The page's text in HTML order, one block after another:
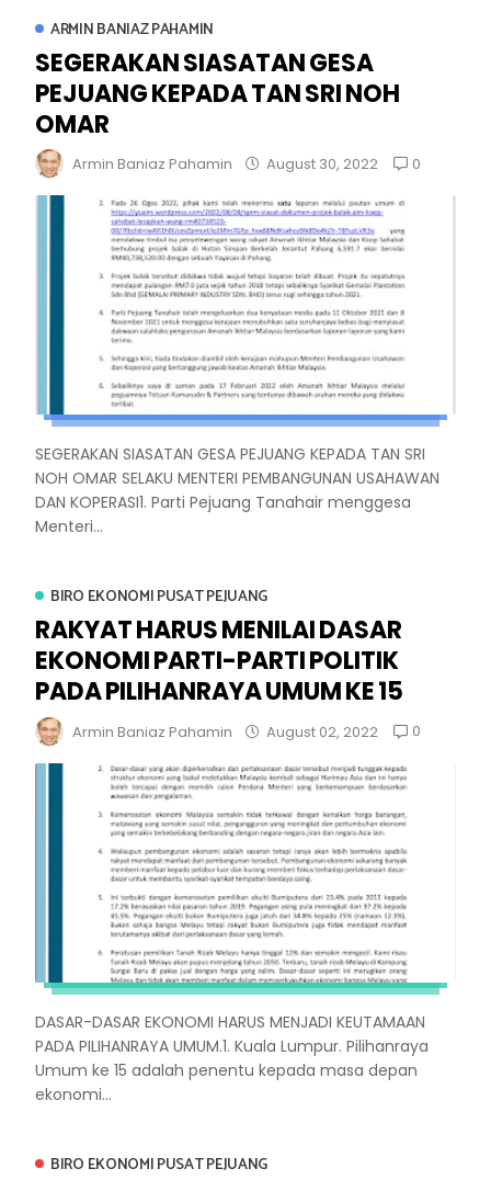
ARMIN BANIAZ PAHAMIN
SEGERAKAN SIASATAN GESA
PEJUANG KEPADA TAN SRI NOH
OMAR
Armin Baniaz Pahamin August 30, 2022 0
SEGERAKAN SIASATAN GESA PEJUANG KEPADA TAN SRI
NOH OMAR SELAKU MENTERI PEMBANGUNAN USAHAWAN
DAN KOPERASI1. Parti Pejuang Tanahair menggesa
Menteri...
BIRO EKONOMI PUSAT PEJUANG
RAKYAT HARUS MENILAI DASAR
EKONOMI PARTI-PARTI POLITIK
PADA PILIHANRAYA UMUM KE 15
Armin Baniaz Pahamin August 02, 2022 0
DASAR-DASAR EKONOMI HARUS MENJADI KEUTAMAAN
PADA PILIHANRAYA UMUM.1. Kuala Lumpur. Pilihanraya
Umum ke 15 adalah penentu kepada masa depan
ekonomi...
BIRO EKONOMI PUSAT PEJUANG